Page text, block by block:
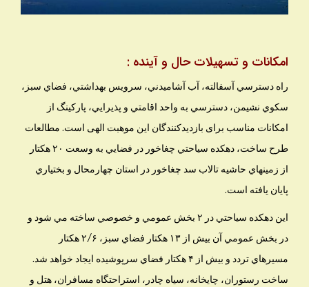
امكانات و تسهيلات حال و آینده :
راه دسترسي آسفالته، آب آشاميدني، سرويس بهداشتي، فضاي سبز،
سكوي نشيمن، دسترسي به واحد اقامتي و پذيرايي، پاركينگ از
امکانات مناسب برای بازدیدکنندگان این موهبت الهی است. مطالعات
طرح ساخت، دهكده سياحتي چغاخور در فضايي به وسعت ۲۰ هكتار
از زمينهاي حاشيه تالاب سد چغاخور در استان چهارمحال و بختياري
پايان يافته است.
اين دهكده سياحتي در ۲ بخش عمومي و خصوصي ساخته مي شود و
در بخش عمومي آن بيش از ۱۳ هكتار فضاي سبز، ۲/۶ هكتار
مسيرهاي تردد و بيش از ۴ هكتار فضاي سرپوشيده ايجاد خواهد شد.
ساخت رستوران، چايخانه، سياه چادر، استراحتگاه مسافران، هتل و